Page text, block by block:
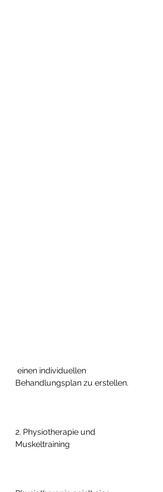
Behandlungsplan zu erstellen.
2. Physiotherapie und
Muskeltraining